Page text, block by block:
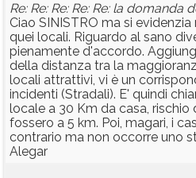
Re: Re: Re: Re: Re: la
Ciao SINISTRO ma si
quei locali. Riguardo al sano
pienamente d'accordo.
della distanza tra la
locali attrattivi, vi è un
incidenti (Stradali). E' quindi
locale a 30 Km da casa, rischio
fossero a 5 km. Poi, magari, i
contrario ma non occorre uno
Alegar